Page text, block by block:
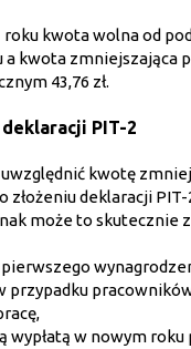
roku kwota wolna od
a kwota zmniejszająca
43,76 zł.
PIT-2
kwotę
złożeniu deklaracji
może to skutecznie
przypadku
wypłatą w nowym roku